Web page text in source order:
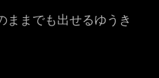
ままでも出せるゆうき